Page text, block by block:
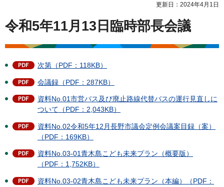
更新日：2024年4月1日
令和5年11月13日臨時部長会議
次第（PDF：118KB）
会議録（PDF：287KB）
資料No.01市営バス及び廃止路線代替バスの運行見直しに
ついて（PDF：2,043KB）
資料No.02令和5年12月長野市議会定例会議案目録（案）
（PDF：169KB）
資料No.03-01青木島こども未来プラン（概要版）
（PDF：1,752KB）
資料No.03-02青木島こども未来プラン（本編）（PDF：